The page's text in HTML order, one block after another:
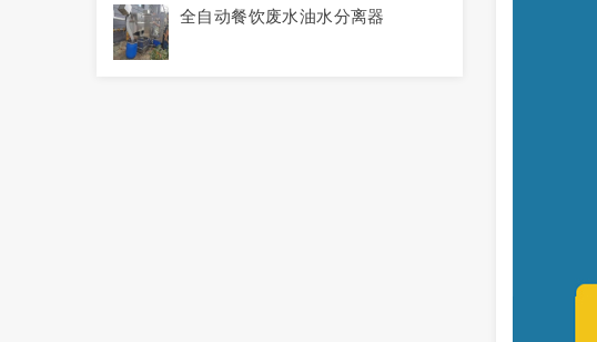
全自动餐饮废水油水分离器